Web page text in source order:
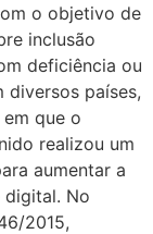
o objetivo de
inclusão
deficiência ou
diversos países,
que o
realizou um
aumentar a
digital. No
2015,